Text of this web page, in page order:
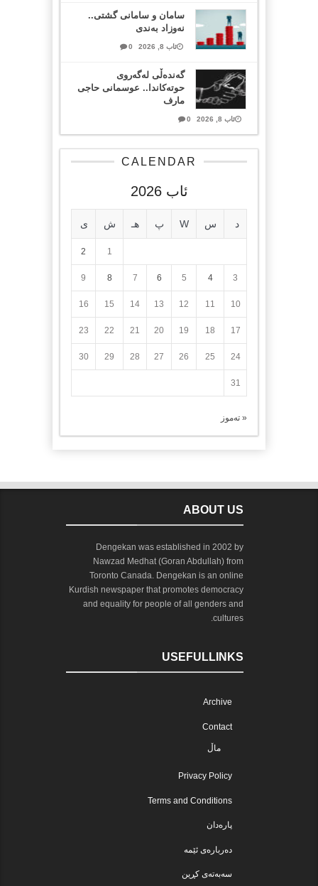
سامان و سامانی گشتی..
نەوزاد بەندی
ئاب 8, 2026 0
گەندەڵی لەگەروی
حوتەکاندا.. عوسمانی حاجی
مارف
ئاب 8, 2026 0
CALENDAR
ئاب 2026
د س W پ هـ ش ی
1
2
3
4
5
6
7
8
9
10
11
12
13
14
15
16
17
18
19
20
21
22
23
24
25
26
27
28
29
30
31
« تەموز
ABOUT US
Dengekan was established in 2002 by
Nawzad Medhat (Goran Abdullah) from
Toronto Canada. Dengekan is an online
Kurdish newspaper that promotes democracy
and equality for people of all genders and
cultures.
USEFULLINKS
Archive
Contact
ماڵ
Privacy Policy
Terms and Conditions
پارەدان
دەربارەی ئێمە
سەبەتەی کڕین